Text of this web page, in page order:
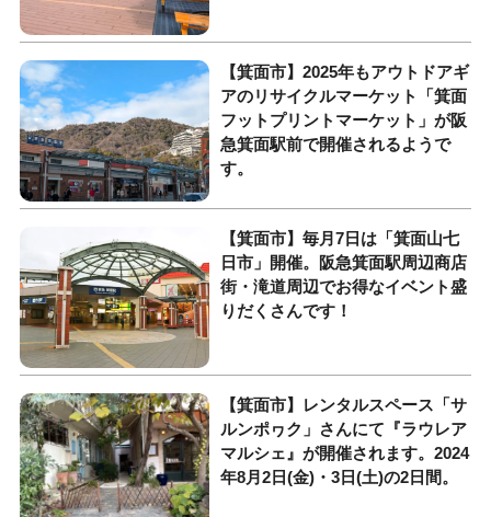
【箕面市】2025年もアウトドアギ
アのリサイクルマーケット「箕面
フットプリントマーケット」が阪
急箕面駅前で開催されるようで
す。
【箕面市】毎月7日は「箕面山七
日市」開催。阪急箕面駅周辺商店
街・滝道周辺でお得なイベント盛
りだくさんです！
【箕面市】レンタルスペース「サ
ルンポヮク」さんにて『ラウレア
マルシェ』が開催されます。2024
年8月2日(金)・3日(土)の2日間。